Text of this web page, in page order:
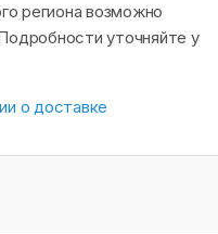
региона возможно
уточняйте у
о доставке